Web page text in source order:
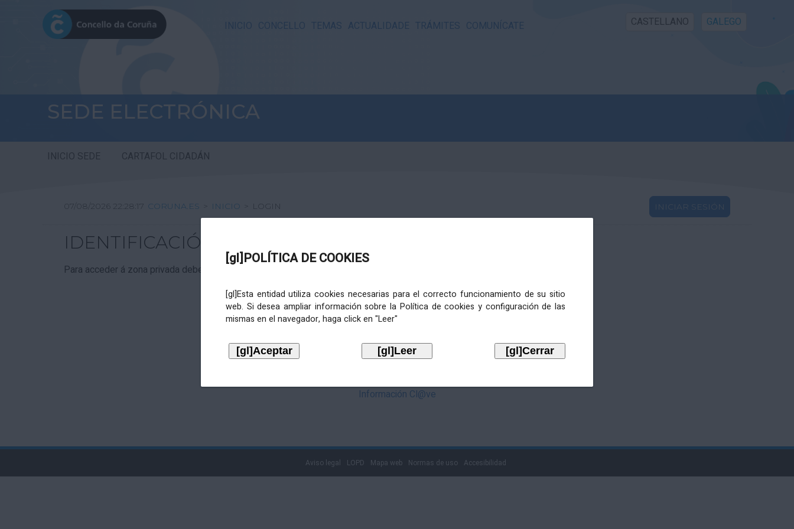
INICIO CONCELLO TEMAS ACTUALIDADE TRÁMITES COMUNÍCATE CASTELLANO GALEGO
SEDE ELECTRÓNICA
INICIO SEDE CARTAFOL CIDADÁN
[gl]POLÍTICA DE COOKIES
[gl]Esta entidad utiliza cookies necesarias para el correcto funcionamiento de su sitio
web. Si desea ampliar información sobre la Política de cookies y configuración de las
mismas en el navegador, haga click en "Leer"
07/08/2026 22:28:17 CORUNA.ES > INICIO > LOGIN INICIAR SESIÓN
IDENTIFICACIÓN
Para acceder á zona privada debe identificarse mediante Cl@ve. Pulse no logotipo
Información Cl@ve
Aviso legal LOPD Mapa web Normas de uso Accesibilidad